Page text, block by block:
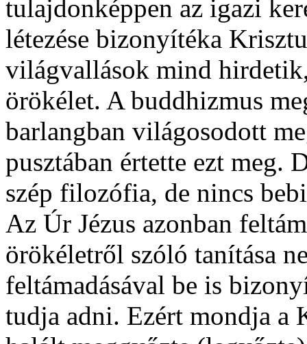
tulajdonképpen az igazi
létezése bizonyítéka
világvallások mind
örökélet. A buddhizmus
barlangban világosodott
pusztában értette ezt meg.
szép filozófia, de nincs
Az Úr Jézus azonban
örökéletről szóló tanítása
feltámadásával be is
tudja adni. Ezért mondja a